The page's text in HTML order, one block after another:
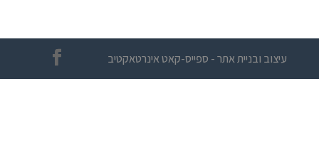
עיצוב ובניית אתר - ספייס-קאט אינרטאקטיב